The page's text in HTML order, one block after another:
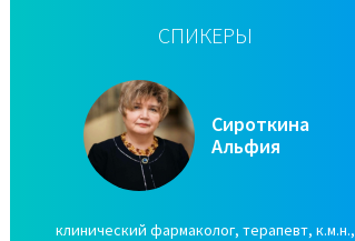
СПИКЕРЫ
Сироткина
Альфия
клинический фармаколог, терапевт, к.м.н.,